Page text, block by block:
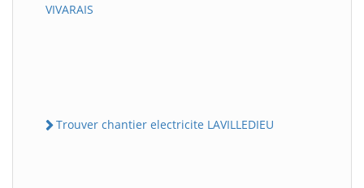
VIVARAIS
Trouver chantier electricite LAVILLEDIEU